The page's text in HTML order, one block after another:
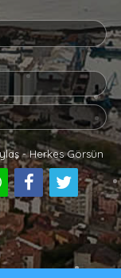
- Herkes Görsün